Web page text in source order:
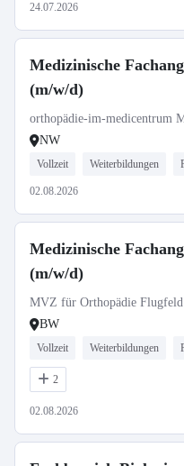
24.07.2026
Medizinische
(m/w/d)
orthopädie-im-medicentrum
NW
Vollzeit Weiterbildungen
02.08.2026
Medizinische
(m/w/d)
MVZ für Orthopädie
BW
Vollzeit Weiterbildungen
2
02.08.2026